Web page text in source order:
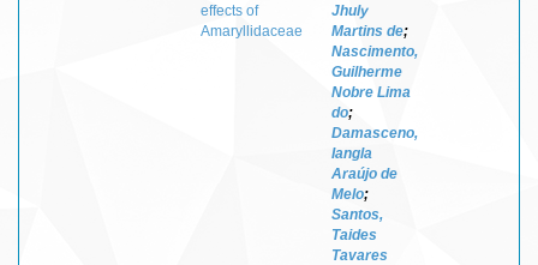
effects of
Amaryllidaceae
Jhuly
Martins de;
Nascimento,
Guilherme
Nobre Lima
do;
Damasceno,
Iangla
Araújo de
Melo;
Santos,
Taides
Tavares